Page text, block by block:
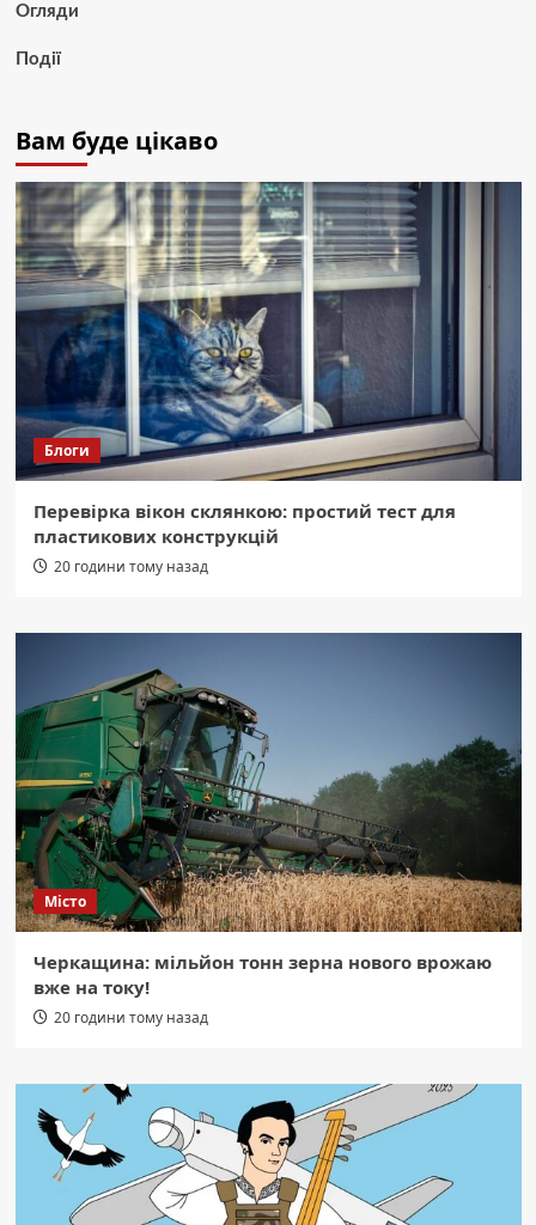
Огляди
Події
Вам буде цікаво
Блоги
Перевірка вікон склянкою: простий тест для
пластикових конструкцій
20 години тому назад
Місто
Черкащина: мільйон тонн зерна нового врожаю
вже на току!
20 години тому назад